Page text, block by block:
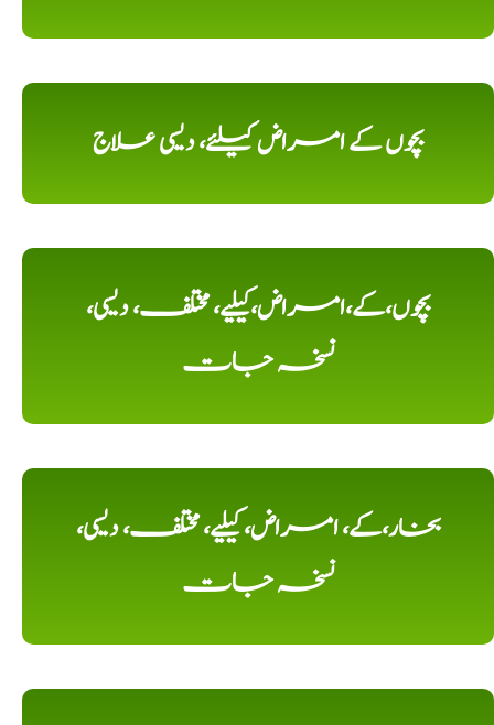
بچوں کے امراض کیلئے، دیسی علاج
بچوں،کے،امراض،کیلیے، مختلف، دیسی،
نسخہ جات
بخار،کے، امراض، کیلیے، مختلف، دیسی،
نسخہ جات